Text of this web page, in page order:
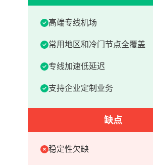
高端专线机场
常用地区和冷门节点全覆盖
专线加速低延迟
支持企业定制业务
缺点
稳定性欠缺